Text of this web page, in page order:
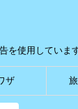
使用しています
ザ